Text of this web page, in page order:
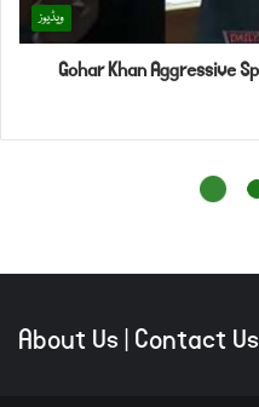
About Us|Contact Us